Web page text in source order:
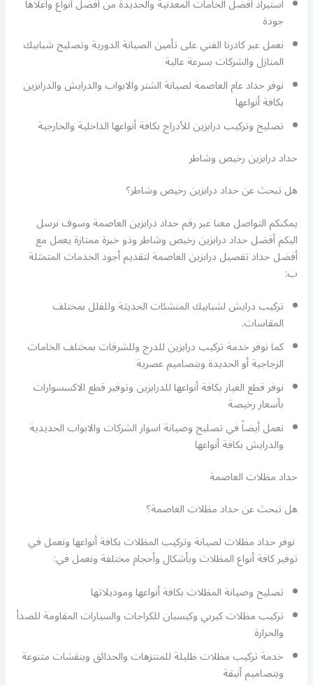
استيراد أفضل الخامات المعدنية والحديدة من أفضل أنواع وأعلاها
جودة
نعمل عبر كادرنا الفني على تأمين الصيانة الدورية وتصليح شبابيك
المنازل والشركات بسرعة عالية
نوفر حداد عام العاصمة لصيانة الشتر والابواب والدرايش والدرابزين
بكافة أنواعها
تصليح وتركيب درابزين للأدراج بكافة أنواعها الداخلية والخارجية
حداد درابزين رخيص وشاطر
هل تبحث عن حداد درابزين رخيص وشاطر؟
يمكنكم التواصل معنا عبر رقم حداد درابزين العاصمة وسوف نرسل
اليكم أفضل حداد درابزين رخيص وشاطر وذو خبرة ممتازة يعمل مع
أفضل حداد تفصيل درابزين العاصمة لتقديم أجود الخدمات المتمثلة
ب:
تركيب درايش لشبابيك المنشئات الحديثة وللفلل بمختلف
المقاسات.
كما نوفر خدمة تركيب درابزين للدرج وللشرفات بمختلف الخامات
الزجاجية أو الحديدة وبتصاميم عصرية
نوفر قطع الغيار بكافة أنواعها للدرابزين وتوفير قطع الاكسسوارات
بأسعار رخيصة
نعمل أيضاً في تصليح وصيانة اسوار الشركات والابواب الحديدية
والدرايش بكافة أنواعها
حداد مظلات العاصمة
هل تبحث عن حداد مظلات العاصمة؟
نوفر حداد مظلات لصيانة وتركيب المظلات بكافة أنواعها ونعمل في
توفير كافة أنواع المظلات وبأشكال وأحجام مختلفة ونعمل في:
تصليح وصيانة المظلات بكافة أنواعها وموديلاتها
تركيب مظلات كيربي وكيسبان للكراجات والسيارات المقاومة للصدأ
والحرارة
خدمة تركيب مظلات ظليلة للمنتزهات والحدائق وبنقشات متنوعة
وبتصاميم أنيقة